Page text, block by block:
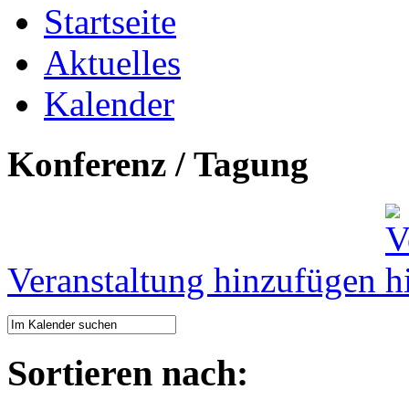
Startseite
Aktuelles
Kalender
Konferenz / Tagung
Veranstaltung hinzufügen
Sortieren nach: